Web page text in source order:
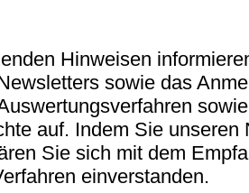
Hinweisen
sowie das
auf. Indem Sie unseren
Sie sich mit dem
einverstanden.